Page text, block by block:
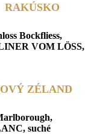
RAKÚSKO
Bockfliess,
VOM LÖSS,
ZÉLAND
suché